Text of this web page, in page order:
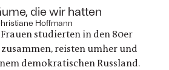
geht um nichts weniger als die
nach Gerechtigkeit. Eine
Ermittlung beginnt
die wir hatten
Hoffmann
studierten in den 80er
zusammen, reisten umher und
demokratischen Russland.